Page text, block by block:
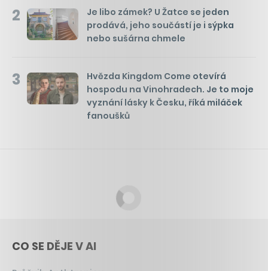
2
Je libo zámek? U Žatce se jeden
prodává, jeho součástí je i sýpka
nebo sušárna chmele
3
Hvězda Kingdom Come otevírá
hospodu na Vinohradech. Je to moje
vyznání lásky k Česku, říká miláček
fanoušků
CO SE DĚJE V AI